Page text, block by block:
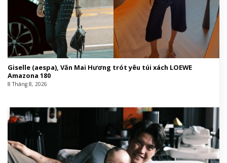
Giselle (aespa), Văn Mai Hương trót yêu túi xách LOEWE
Amazona 180
8 Tháng 8, 2026